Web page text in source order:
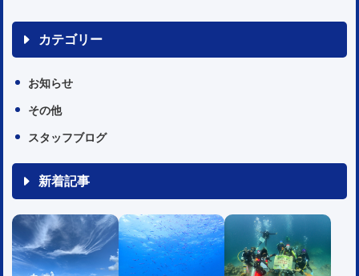
カテゴリー
お知らせ
その他
スタッフブログ
新着記事